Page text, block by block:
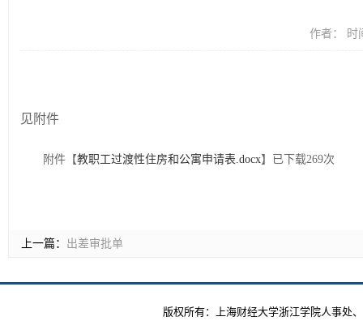
作者： 时
见附件
附件【教职工过渡性住房和公寓申请表.docx】已下载269次
上一篇： 出差审批单
版权所有：上海财经大学浙江学院人事处